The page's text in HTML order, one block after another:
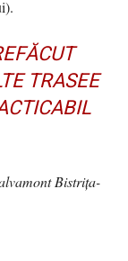
TRASEE
Bistrița-